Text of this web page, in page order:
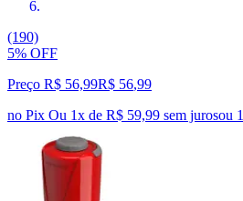
(190)
5% OFF
Preço R$ 56,99R$ 56,99
no Pix Ou 1x de R$ 59,99 sem jurosou 1